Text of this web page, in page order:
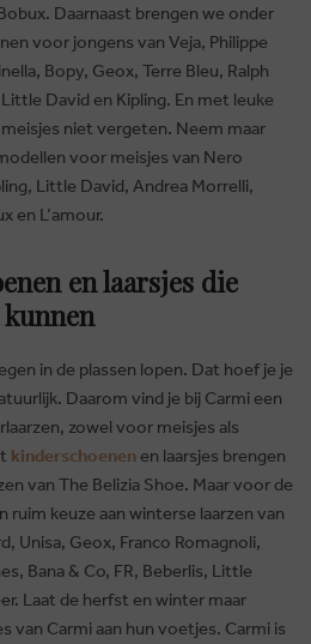
Daarnaast brengen we onder
voor jongens van Veja, Philippe
Bopy, Geox, Terre Bleu, Ralph
David en Kipling. En met leuke
niet vergeten. Neem maar
voor meisjes van Nero
Little David, Andrea Morrelli,
en L’amour.
en laarsjes die
in de plassen lopen. Dat hoef je je
Daarom vind je bij Carmi een
zowel voor meisjes als
kinderschoenen en laarsjes brengen
van The Belizia Shoe. Maar voor de
ruim keuze aan winterse laarzen van
Unisa, Geox, Franco Romagnoli,
Bana & Co, FR, Beberlis, Little
Laat de herfst en winter maar
van Carmi aan hun voetjes. Carmi is